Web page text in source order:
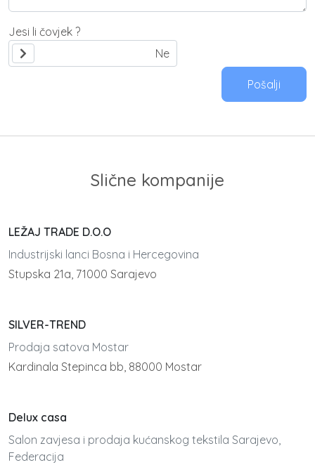
Jesi li čovjek ?
Pošalji
Slične kompanije
LEŽAJ TRADE D.O.O
Industrijski lanci Bosna i Hercegovina
Stupska 21a, 71000 Sarajevo
SILVER-TREND
Prodaja satova Mostar
Kardinala Stepinca bb, 88000 Mostar
Delux casa
Salon zavjesa i prodaja kućanskog tekstila Sarajevo,
Federacija